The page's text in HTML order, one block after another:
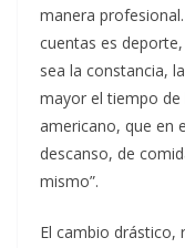
manera
cuentas es
sea la constancia,
mayor el tiempo
americano, que en
descanso, de
mismo”.
El cambio drástico,